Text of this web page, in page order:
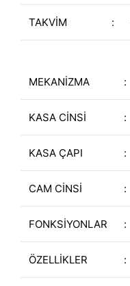
TAKVİM :
MEKANİZMA :
KASA CİNSİ :
KASA ÇAPI :
CAM CİNSİ :
FONKSİYONLAR :
ÖZELLİKLER :